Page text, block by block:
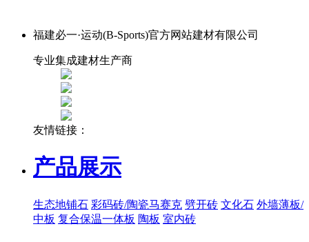
福建必一·运动(B-Sports)官方网站建材有限公司
专业集成建材生产商
友情链接：
产品展示
生态地铺石 彩码砖/陶瓷马赛克 劈开砖 文化石 外墙薄板/
中板 复合保温一体板 陶板 室内砖